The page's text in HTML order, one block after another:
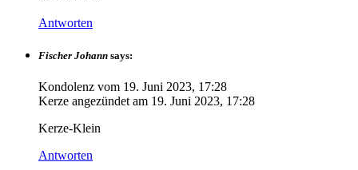
Antworten
Fischer Johann says:
Kondolenz vom 19. Juni 2023, 17:28
Kerze angezündet am 19. Juni 2023, 17:28
Kerze-Klein
Antworten